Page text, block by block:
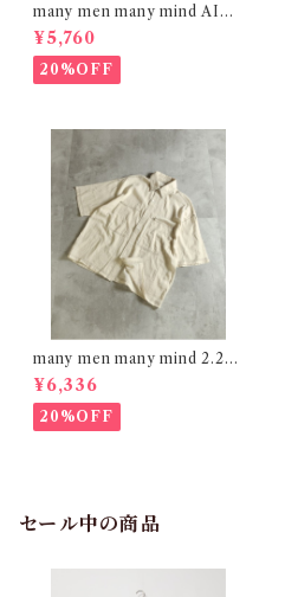
many men many mind AIRL
EAK FABRIC ポロシャツ C
HARCOAL M2615161
¥5,760
20%OFF
many men many mind 2.2o
zデニム レギュラーカラーシャ
ツ ベージュ M2615100
¥6,336
20%OFF
セール中の商品